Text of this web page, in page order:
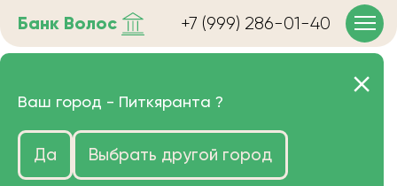
Банк Волос +7 (999) 286-01-40
Продать волосы в
Питкяранте очень дорого
Цена зависит от длины, цвета и структуры
Ваш город - Питкяранта ?
Да Выбрать другой город